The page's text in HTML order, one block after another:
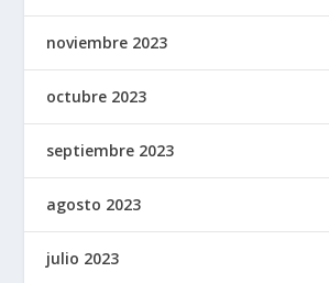
noviembre 2023
octubre 2023
septiembre 2023
agosto 2023
julio 2023